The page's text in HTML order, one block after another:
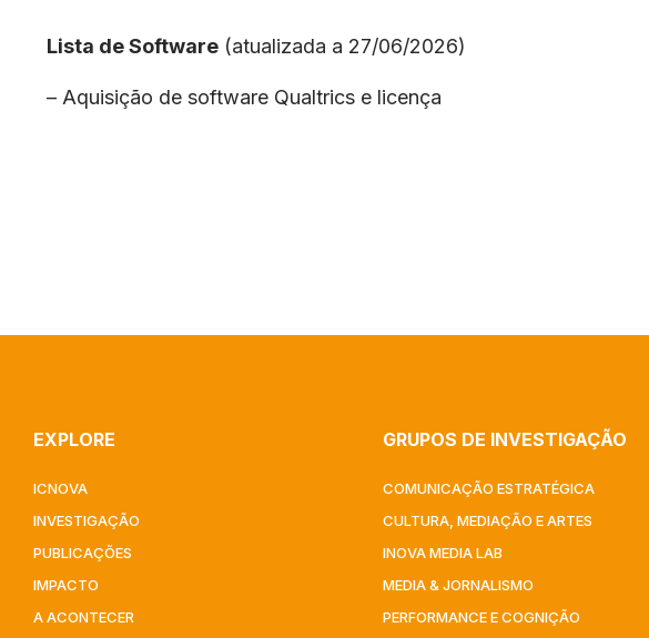
Lista de Software (atualizada a 27/06/2026)
– Aquisição de software Qualtrics e licença
EXPLORE
ICNOVA
INVESTIGAÇÃO
PUBLICAÇÕES
IMPACTO
A ACONTECER
GRUPOS DE INVESTIGAÇÃO
COMUNICAÇÃO ESTRATÉGICA
CULTURA, MEDIAÇÃO E ARTES​
INOVA MEDIA LAB
MEDIA & JORNALISMO
PERFORMANCE E COGNIÇÃO